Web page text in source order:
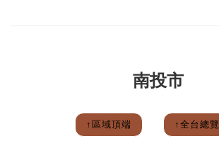
南投市
↑區域頂端 ↑全台總覽